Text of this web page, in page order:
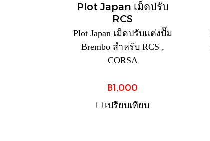
Plot Japan เม็ดปรับ
RCS
Plot Japan เม็ดปรับแต่งปั๊ม
Brembo สำหรับ RCS ,
CORSA
฿1,000
เปรียบเทียบ